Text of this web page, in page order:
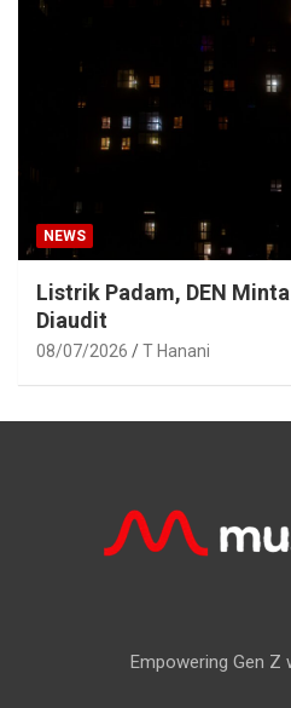
NEWS
Listrik Padam, DEN
Diaudit
08/07/2026 T Hanani
Empowering Gen Z